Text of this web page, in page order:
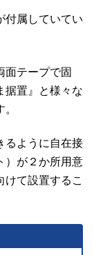
付属していてい
面テープで固
据置』と様々な
るように自在接
）が２か所用意
けて設置するこ